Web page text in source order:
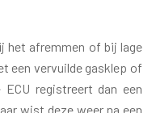
het afremmen of bij lage
een vervuilde gasklep of
ECU registreert dan een
wist deze weer na een